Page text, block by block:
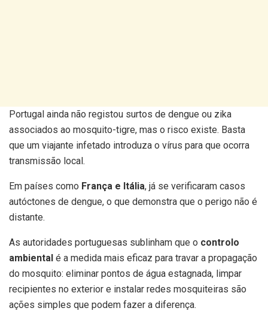
Portugal ainda não registou surtos de dengue ou zika
associados ao mosquito-tigre, mas o risco existe. Basta
que um viajante infetado introduza o vírus para que ocorra
transmissão local.
Em países como França e Itália, já se verificaram casos
autóctones de dengue, o que demonstra que o perigo não é
distante.
As autoridades portuguesas sublinham que o controlo
ambiental é a medida mais eficaz para travar a propagação
do mosquito: eliminar pontos de água estagnada, limpar
recipientes no exterior e instalar redes mosquiteiras são
ações simples que podem fazer a diferença.